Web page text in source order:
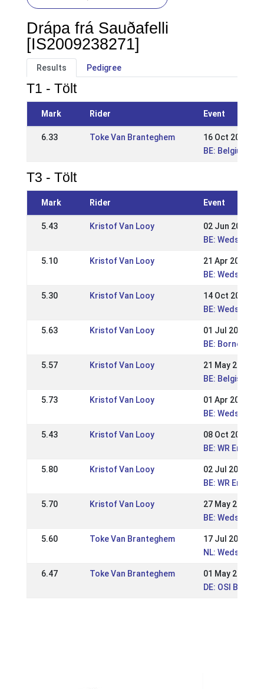
Drápa frá Sauðafelli
[IS2009238271]
Results Pedigree
T1 - Tölt
Mark Rider Event
6.33 Toke Van Branteghem
16 Oct 2016
BE: Belgium
T3 - Tölt
Mark Rider Event
5.43 Kristof Van Looy
02 Jun 2019
BE:
5.10 Kristof Van Looy
21 Apr 2019
BE:
5.30 Kristof Van Looy
14 Oct 2018
BE:
5.63 Kristof Van Looy
01 Jul 2018
BE: Bornem
5.57 Kristof Van Looy
21 May 2018
BE: Belgisch
5.73 Kristof Van Looy
01 Apr 2018
BE:
5.43 Kristof Van Looy
08 Oct 2017
BE: WR
5.80 Kristof Van Looy
02 Jul 2017
BE: WR
5.70 Kristof Van Looy
27 May 2017
BE:
5.60 Toke Van Branteghem
17 Jul 2016
NL:
6.47 Toke Van Branteghem
01 May 2016
DE: OSI